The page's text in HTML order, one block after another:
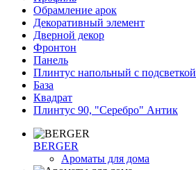
Обрамление арок
Декоративный элемент
Дверной декор
Фронтон
Панель
Плинтус напольный с подсветкой
База
Квадрат
Плинтус 90, "Серебро" Антик
BERGER
Ароматы для дома